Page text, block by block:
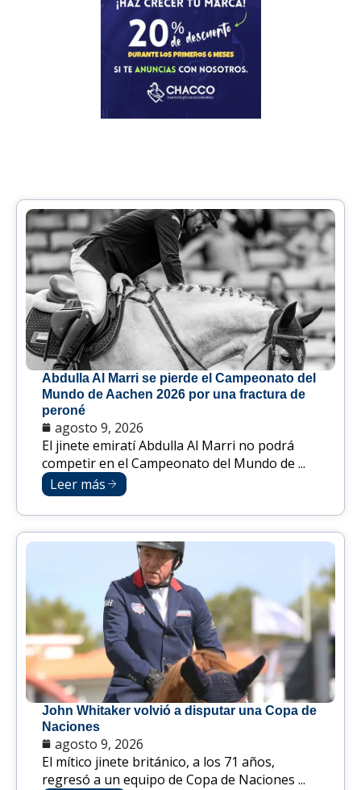
Abdulla Al Marri se pierde el Campeonato del
Mundo de Aachen 2026 por una fractura de
peroné
agosto 9, 2026
El jinete emiratí Abdulla Al Marri no podrá
competir en el Campeonato del Mundo de ...
Leer más
John Whitaker volvió a disputar una Copa de
Naciones
agosto 9, 2026
El mítico jinete británico, a los 71 años,
regresó a un equipo de Copa de Naciones ...